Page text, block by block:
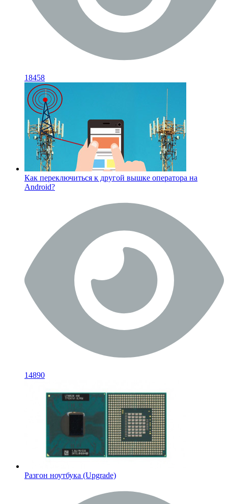
18458
Как переключиться к другой вышке оператора на
Android?
14890
Разгон ноутбука (Upgrade)